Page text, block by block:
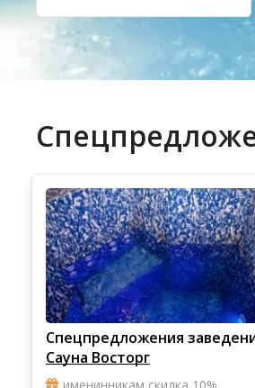
Спецпредложения
Сауна Восторг